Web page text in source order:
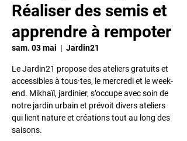
Réaliser des semis et
apprendre à rempoter
sam. 03 mai
  |
Jardin21
Le Jardin21 propose des ateliers gratuits et
accessibles à tous·tes, le mercredi et le week-
end. Mikhaïl, jardinier, s’occupe avec soin de
notre jardin urbain et prévoit divers ateliers
qui lient nature et créations tout au long des
saisons.